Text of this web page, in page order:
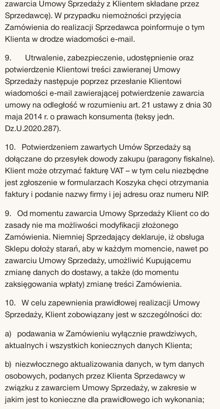
zawarcia Umowy Sprzedaży z Klientem składane przez
Sprzedawcę). W przypadku niemożności przyjęcia
Zamówienia do realizacji Sprzedawca poinformuje o tym
Klienta w drodze wiadomości e-mail.
9. Utrwalenie, zabezpieczenie, udostępnienie oraz
potwierdzenie Klientowi treści zawieranej Umowy
Sprzedaży następuje poprzez przesłanie Klientowi
wiadomości e-mail zawierającej potwierdzenie zawarcia
umowy na odległość w rozumieniu art. 21 ustawy z dnia 30
maja 2014 r. o prawach konsumenta (teksy jedn.
Dz.U.2020.287).
10. Potwierdzeniem zawartych Umów Sprzedaży są
dołączane do przesyłek dowody zakupu (paragony fiskalne).
Klient może otrzymać fakturę VAT – w tym celu niezbędne
jest zgłoszenie w formularzach Koszyka chęci otrzymania
faktury i podanie nazwy firmy i jej adresu oraz numeru NIP.
9. Od momentu zawarcia Umowy Sprzedaży Klient co do
zasady nie ma możliwości modyfikacji złożonego
Zamówienia. Niemniej Sprzedający deklaruje, iż obsługa
Sklepu dołoży starań, aby w każdym momencie, nawet po
zawarciu Umowy Sprzedaży, umożliwić Kupującemu
zmianę danych do dostawy, a także (do momentu
zaksięgowania wpłaty) zmianę treści Zamówienia.
10. W celu zapewnienia prawidłowej realizacji Umowy
Sprzedaży, Klient zobowiązany jest w szczególności do:
a) podawania w Zamówieniu wyłącznie prawdziwych,
aktualnych i wszystkich koniecznych danych Klienta;
b) niezwłocznego aktualizowania danych, w tym danych
osobowych, podanych przez Klienta Sprzedawcy w
związku z zawarciem Umowy Sprzedaży, w zakresie w
jakim jest to konieczne dla prawidłowego ich wykonania;